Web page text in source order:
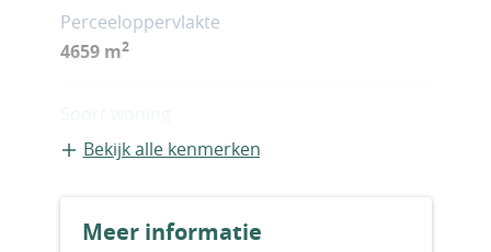
Perceeloppervlakte
4659 m2
Vrijstaande recreatiewoning
Bestaande bouw
Bekijk alle kenmerken
Meer informatie